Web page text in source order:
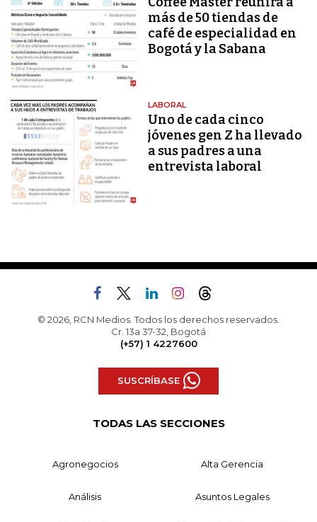
más de 50 tiendas de
café de especialidad en
Bogotá y la Sabana
LABORAL
Uno de cada cinco
jóvenes gen Z ha llevado
a sus padres a una
entrevista laboral
© 2026, RCN Medios. Todos los derechos reservados.
Cr. 13a 37-32, Bogotá
(+57) 1 4227600
SUSCRÍBASE
TODAS LAS SECCIONES
Agronegocios Alta Gerencia
Análisis Asuntos Legales